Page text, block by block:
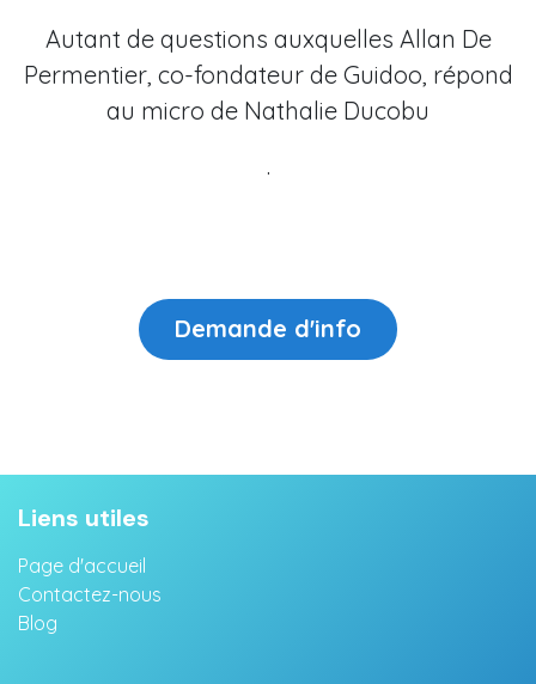
Autant de questions auxquelles Allan De
Permentier, co-fondateur de Guidoo, répond
au micro de Nathalie Ducobu
.
Demande ​​d'info
Liens utiles
Page d'accueil
Contactez-nous
Blog